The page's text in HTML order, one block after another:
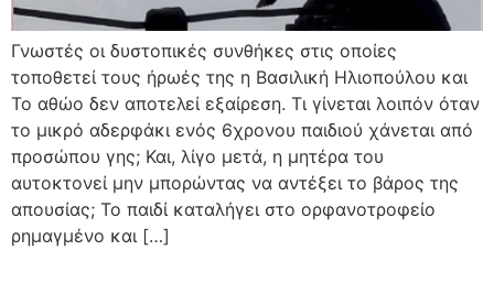
Γνωστές οι δυστοπικές συνθήκες στις οποίες
τοποθετεί τους ήρωές της η Βασιλική Ηλιοπούλου και
Το αθώο δεν αποτελεί εξαίρεση. Τι γίνεται λοιπόν όταν
το μικρό αδερφάκι ενός 6χρονου παιδιού χάνεται από
προσώπου γης; Και, λίγο μετά, η μητέρα του
αυτοκτονεί μην μπορώντας να αντέξει το βάρος της
απουσίας; Το παιδί καταλήγει στο ορφανοτροφείο
ρημαγμένο και […]